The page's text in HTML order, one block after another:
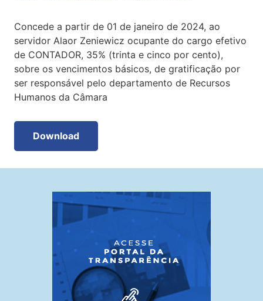
Concede a partir de 01 de janeiro de 2024, ao
servidor Alaor Zeniewicz ocupante do cargo efetivo
de CONTADOR, 35% (trinta e cinco por cento),
sobre os vencimentos básicos, de gratificação por
ser responsável pelo departamento de Recursos
Humanos da Câmara
Download